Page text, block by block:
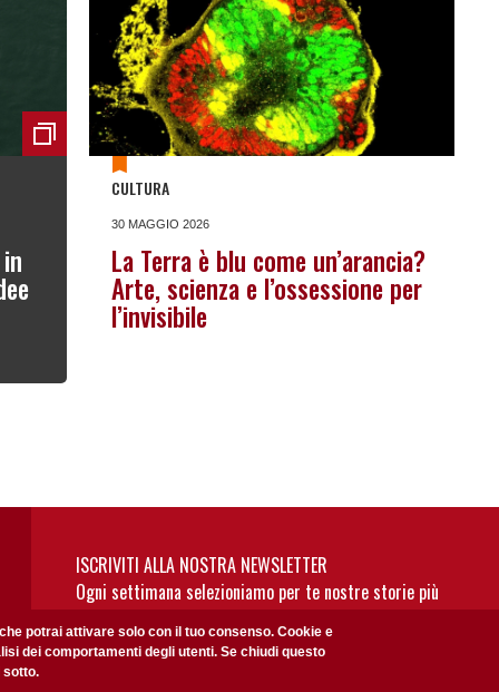
CULTURA
30 MAGGIO 2026
La Terra è blu come un’arancia?
Arte, scienza e l’ossessione per
l’invisibile
ISCRIVITI ALLA NOSTRA NEWSLETTER
Ogni settimana selezioniamo per te nostre storie più
rilevanti: non perderti gli aggiornamenti della nostra
newsletter
potrai attivare solo con il tuo consenso. Cookie e
dei comportamenti degli utenti. Se chiudi questo
sotto.